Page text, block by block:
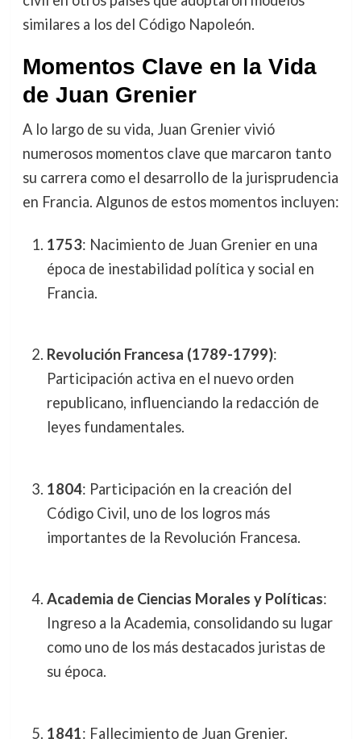
similares a los del Código Napoleón.
Momentos Clave en la Vida
de Juan Grenier
A lo largo de su vida, Juan Grenier vivió
numerosos momentos clave que marcaron tanto
su carrera como el desarrollo de la jurisprudencia
en Francia. Algunos de estos momentos incluyen:
1753: Nacimiento de Juan Grenier en una
época de inestabilidad política y social en
Francia.
Revolución Francesa (1789-1799):
Participación activa en el nuevo orden
republicano, influenciando la redacción de
leyes fundamentales.
1804: Participación en la creación del
Código Civil, uno de los logros más
importantes de la Revolución Francesa.
Academia de Ciencias Morales y Políticas:
Ingreso a la Academia, consolidando su lugar
como uno de los más destacados juristas de
su época.
1841: Fallecimiento de Juan Grenier,